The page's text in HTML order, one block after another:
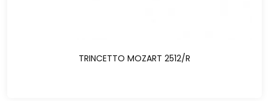
TRINCETTO MOZART 2512/R